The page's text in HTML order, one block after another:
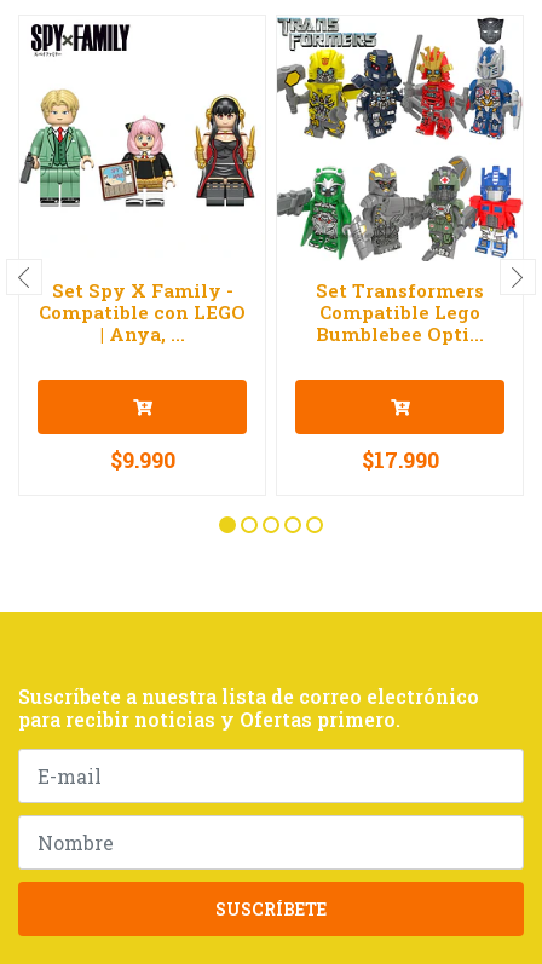
Set Spy X Family -
Compatible con LEGO
| Anya, ...
$9.990
Set Transformers
Compatible Lego
Bumblebee Opti...
$17.990
Suscríbete a nuestra lista de correo electrónico
para recibir noticias y Ofertas primero.
SUSCRÍBETE